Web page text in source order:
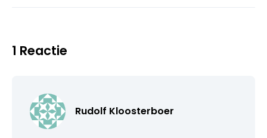
1 Reactie
Rudolf Kloosterboer